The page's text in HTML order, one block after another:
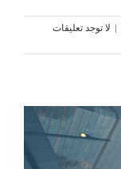
| لا توجد تعليقات